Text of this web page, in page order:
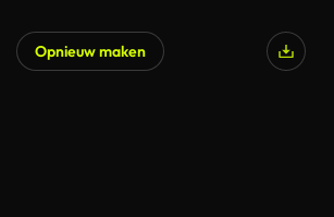
Opnieuw maken